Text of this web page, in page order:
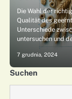
Die Wahl der
Qualität des
Unterschiede
untersuchen und
7 grudnia, 2024
Suchen